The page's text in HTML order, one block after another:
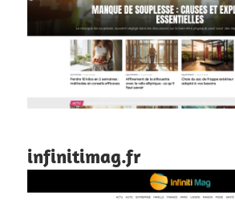
infinitimag.fr